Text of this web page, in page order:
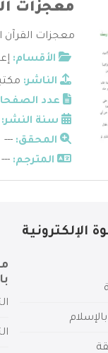
معجزات
معجزات القرآن
الأقسام:
الناشر:
عدد
سنة النشر:
المحقق: ---
المترجم: ---
الإلكترونية